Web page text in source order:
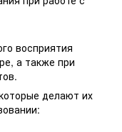
восприятия
а также при
делают их